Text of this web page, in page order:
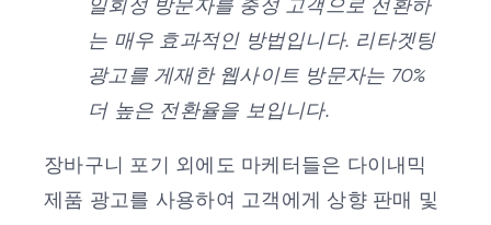
일회성 방문자를 충성 고객으로 전환하
는 매우 효과적인 방법입니다. 리타겟팅
광고를 게재한 웹사이트 방문자는 70%
더 높은 전환율을 보입니다.
장바구니 포기 외에도 마케터들은 다이내믹
제품 광고를 사용하여 고객에게 상향 판매 및